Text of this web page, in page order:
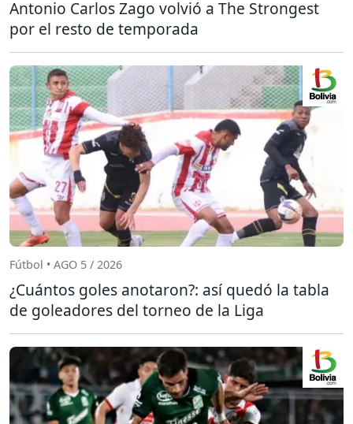
Antonio Carlos Zago volvió a The Strongest
por el resto de temporada
Fútbol • AGO 5 / 2026
¿Cuántos goles anotaron?: así quedó la tabla
de goleadores del torneo de la Liga